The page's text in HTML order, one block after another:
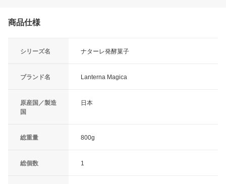
商品仕様
シリーズ名 ナターレ発酵菓子
ブランド名 Lanterna Magica
原産国／製造
国
日本
総重量 800g
総個数 1